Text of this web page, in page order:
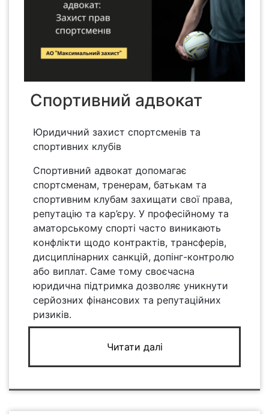
Спортивний адвокат
Юридичний захист спортсменів та
спортивних клубів
Спортивний адвокат допомагає
спортсменам, тренерам, батькам та
спортивним клубам захищати свої права,
репутацію та кар’єру. У професійному та
аматорському спорті часто виникають
конфлікти щодо контрактів, трансферів,
дисциплінарних санкцій, допінг-контролю
або виплат. Саме тому своєчасна
юридична підтримка дозволяє уникнути
серйозних фінансових та репутаційних
ризиків.
Читати далі